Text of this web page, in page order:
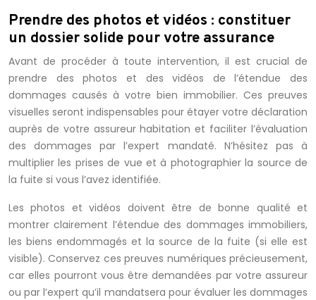
Prendre des photos et vidéos : constituer
un dossier solide pour votre assurance
Avant de procéder à toute intervention, il est crucial de
prendre des photos et des vidéos de l’étendue des
dommages causés à votre bien immobilier. Ces preuves
visuelles seront indispensables pour étayer votre déclaration
auprès de votre assureur habitation et faciliter l’évaluation
des dommages par l’expert mandaté. N’hésitez pas à
multiplier les prises de vue et à photographier la source de
la fuite si vous l’avez identifiée.
Les photos et vidéos doivent être de bonne qualité et
montrer clairement l’étendue des dommages immobiliers,
les biens endommagés et la source de la fuite (si elle est
visible). Conservez ces preuves numériques précieusement,
car elles pourront vous être demandées par votre assureur
ou par l’expert qu’il mandatsera pour évaluer les dommages